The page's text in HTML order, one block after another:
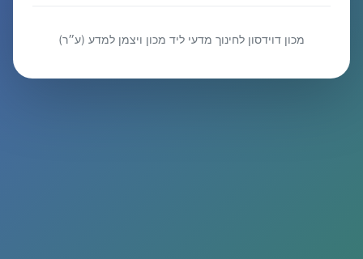
מכון דוידסון לחינוך מדעי ליד מכון ויצמן למדע (ע״ר)